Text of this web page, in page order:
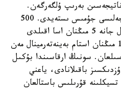
بەرىپ ۇلگەرگەن.
اۋداندا ءبىرىڭعاي داتچيكتەر جەلىسى جۇمىس ىستەيدى. 500
شاقىرىمنان استام سيفرلىق جول جانە 5 مىڭنان اسا اقىلدى
عيمارات سالىنعان. جۇيەگە 100 مىڭنان استام بەينەتەرمينال مەن
قوسىلعان. سونىڭ ارقاسىندا بۇكىل
باقىلانادى، ياعني
قۇرىلىس باستالعان